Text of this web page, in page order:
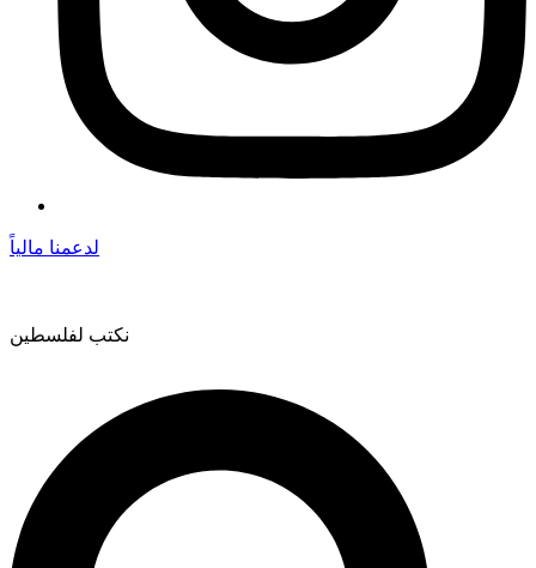
لدعمنا مالياً
نكتب لفلسطين